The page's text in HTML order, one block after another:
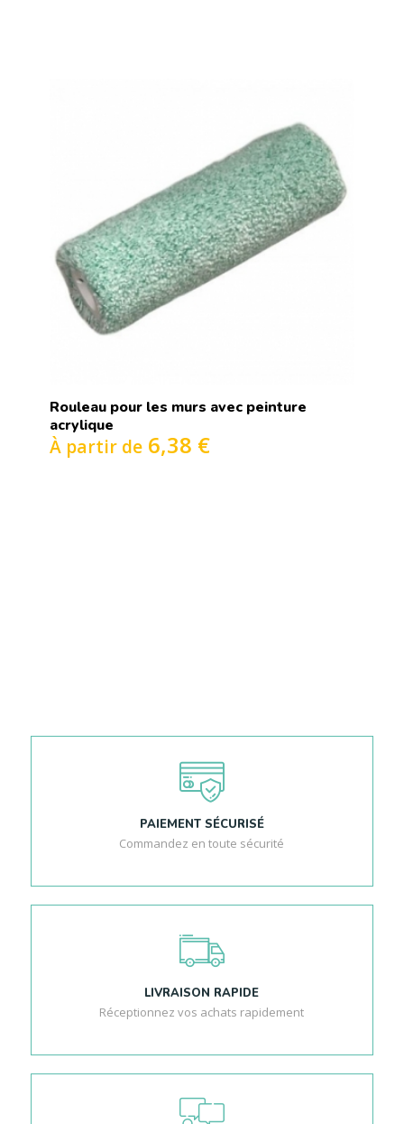
Rouleau pour les murs avec peinture
acrylique
À partir de6,38 €
PAIEMENT SÉCURISÉ
Commandez en toute sécurité
LIVRAISON RAPIDE
Réceptionnez vos achats rapidement